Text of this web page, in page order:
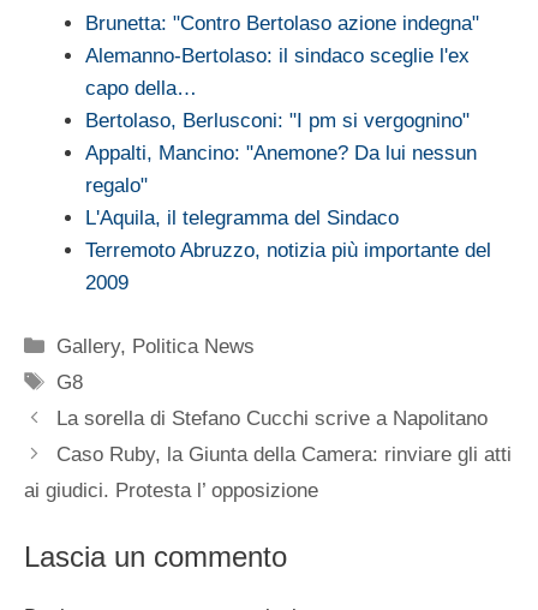
Brunetta: "Contro Bertolaso azione indegna"
Alemanno-Bertolaso: il sindaco sceglie l'ex
capo della…
Bertolaso, Berlusconi: "I pm si vergognino"
Appalti, Mancino: "Anemone? Da lui nessun
regalo"
L'Aquila, il telegramma del Sindaco
Terremoto Abruzzo, notizia più importante del
2009
Categorie
Gallery, Politica News
Tag
G8
La sorella di Stefano Cucchi scrive a Napolitano
Caso Ruby, la Giunta della Camera: rinviare gli atti
ai giudici. Protesta l’ opposizione
Lascia un commento